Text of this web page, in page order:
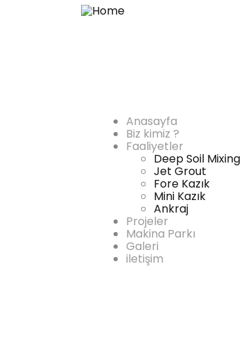
Anasayfa
Biz kimiz ?
Faaliyetler
Deep Soil Mixing
Jet Grout
Fore Kazık
Mini Kazık
Ankraj
Projeler
Makina Parkı
Galeri
iletişim